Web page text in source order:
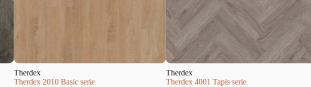
Therdex
Therdex 2010 Basic serie
Therdex
Therdex 4001 Tapis serie